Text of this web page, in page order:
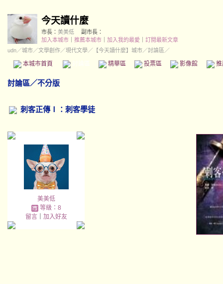
今天讀什麼
市長： 美美低
副市長：
加入本城市
推薦本城市 加入我的最愛
訂閱最新文章
udn／城市／文學創作／現代文學／ 【今天讀什麼】城市／討論區／
本城市首頁 精華區 投票區 影像館
討論區／不分版
刺客正傳Ⅰ：刺客學徒
美美低
等級：8
留言｜ 加入好友